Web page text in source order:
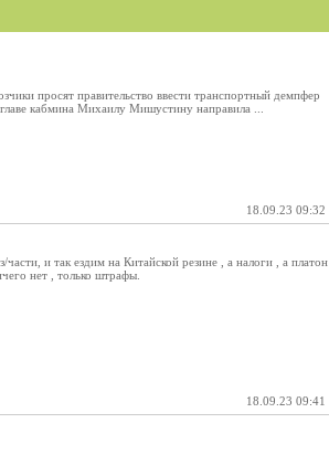
просят правительство ввести транспортный демпфер
кабмина Михаилу Мишустину направила ...
18.09.23 09:32
и так ездим на Китайской резине , а налоги , а платон
нет , только штрафы.
18.09.23 09:41